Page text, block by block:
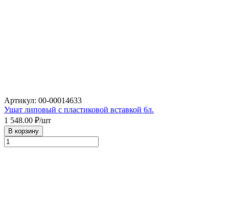
Артикул: 00-00014633
Ушат липовый с пластиковой вставкой 6л.
1 548.00 ₽/шт
В корзину